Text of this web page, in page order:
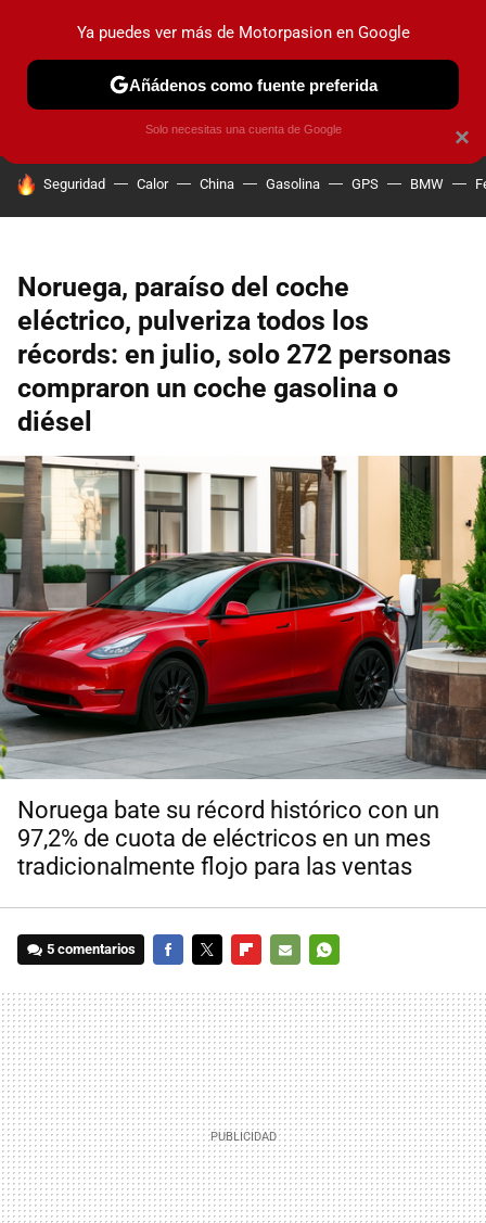
PRUEBAS COCHES ELÉCTRICOS OBSERVATORIO
HOY SE HABLA DE
Seguridad Calor China Gasolina GPS BMW
Noruega, paraíso del coche
eléctrico, pulveriza todos los
récords: en julio, solo 272 personas
compraron un coche gasolina o
diésel
Noruega bate su récord histórico con un
97,2% de cuota de eléctricos en un mes
tradicionalmente flojo para las ventas
5 comentarios
MAIL
×
Ya puedes ver más de Motorpasion en Google
Añádenos como fuente preferida
Solo necesitas una cuenta de Google